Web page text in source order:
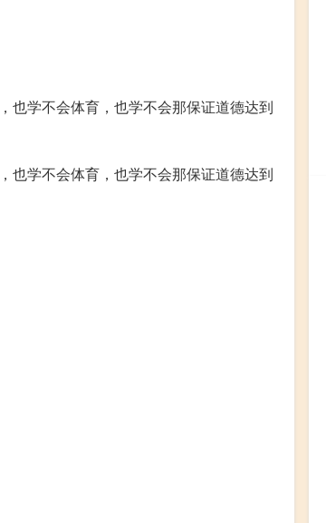
也学不会体育，也学不会那保证道德达到
也学不会体育，也学不会那保证道德达到